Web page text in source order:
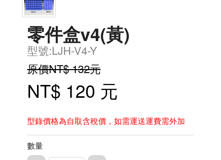
零件盒v4(黃)
型號:LJH-V4-Y
原價NT$ 132元
NT$ 120 元
型錄價格為自取含稅價，如需運送運費需外加
數量